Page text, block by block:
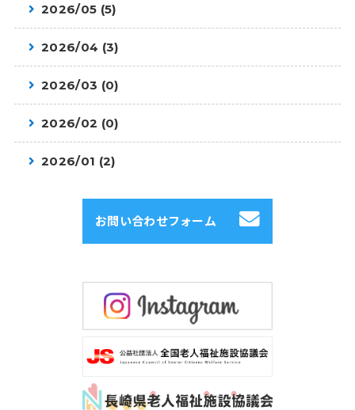
2026/05 (5)
2026/04 (3)
2026/03 (0)
2026/02 (0)
2026/01 (2)
お問い合わせフォーム